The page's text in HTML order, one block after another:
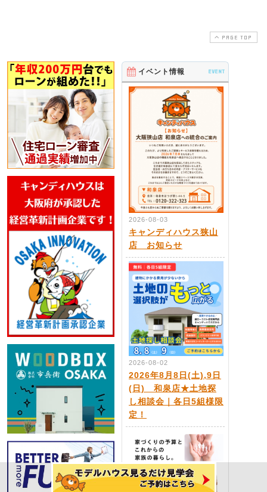
PAGE TOP
イベント情報 EVENT
2026-08-03
キャンディハウス狭山
店 お知らせ
2026-08-02
2026年8月8日(土),9日
(日) 和泉店★土地探
し相談会｜各日5組様限
定！